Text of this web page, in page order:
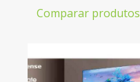
Comparar produtos